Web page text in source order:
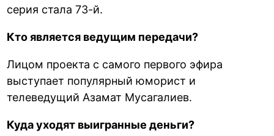
серия стала 73-й.
Кто является ведущим передачи?
Лицом проекта с самого первого эфира
выступает популярный юморист и
телеведущий Азамат Мусагалиев.
Куда уходят выигранные деньги?